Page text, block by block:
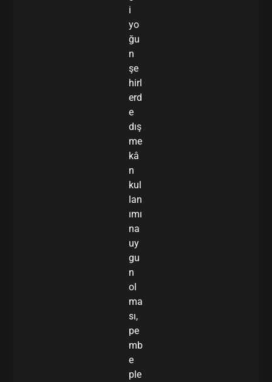
i
yo
ğu
n
şe
hirl
erd
e
dış
me
kâ
n
kul
lan
ımı
na
uy
gu
n
ol
ma
sı,
pe
mb
e
ple